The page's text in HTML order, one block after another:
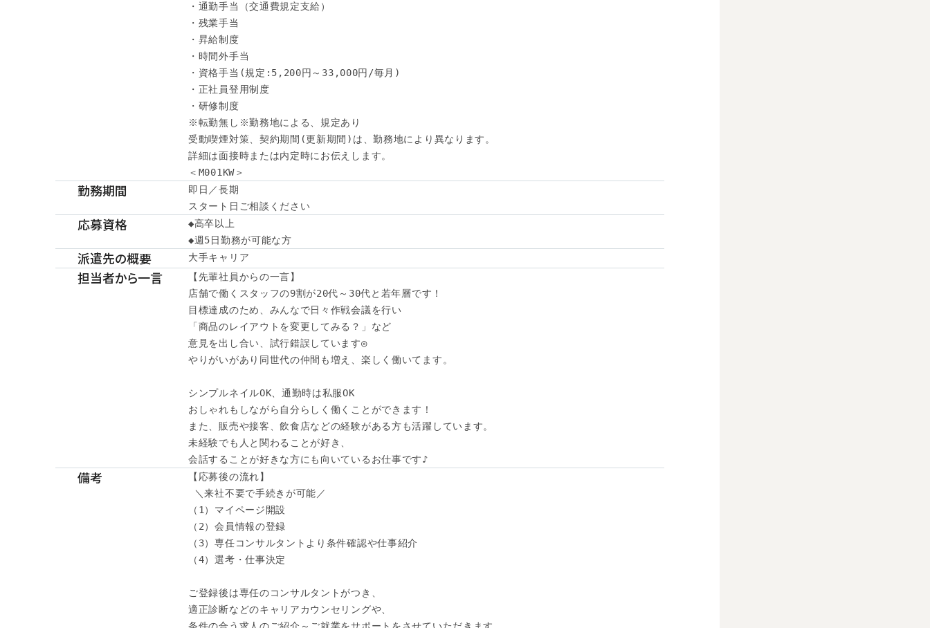
・通勤手当（交通費規定支給）
・残業手当
・昇給制度
・時間外手当
・資格手当(規定:5,200円～33,000円/毎月)
・正社員登用制度
・研修制度
※転勤無し※勤務地による、規定あり
受動喫煙対策、契約期間(更新期間)は、勤務地により異なります。
詳細は面接時または内定時にお伝えします。
＜M001KW＞
勤務期間
即日／長期
スタート日ご相談ください
応募資格
◆高卒以上
◆週5日勤務が可能な方
派遣先の概要 大手キャリア
担当者から一言
【先輩社員からの一言】
店舗で働くスタッフの9割が20代～30代と若年層です！
目標達成のため、みんなで日々作戦会議を行い
「商品のレイアウトを変更してみる？」など
意見を出し合い、試行錯誤しています◎
やりがいがあり同世代の仲間も増え、楽しく働いてます。
シンプルネイルOK、通勤時は私服OK
おしゃれもしながら自分らしく働くことができます！
また、販売や接客、飲食店などの経験がある方も活躍しています。
未経験でも人と関わることが好き、
会話することが好きな方にも向いているお仕事です♪
備考
【応募後の流れ】
＼来社不要で手続きが可能／
（1）マイページ開設
（2）会員情報の登録
（3）専任コンサルタントより条件確認や仕事紹介
（4）選考・仕事決定
ご登録後は専任のコンサルタントがつき、
適正診断などのキャリアカウンセリングや、